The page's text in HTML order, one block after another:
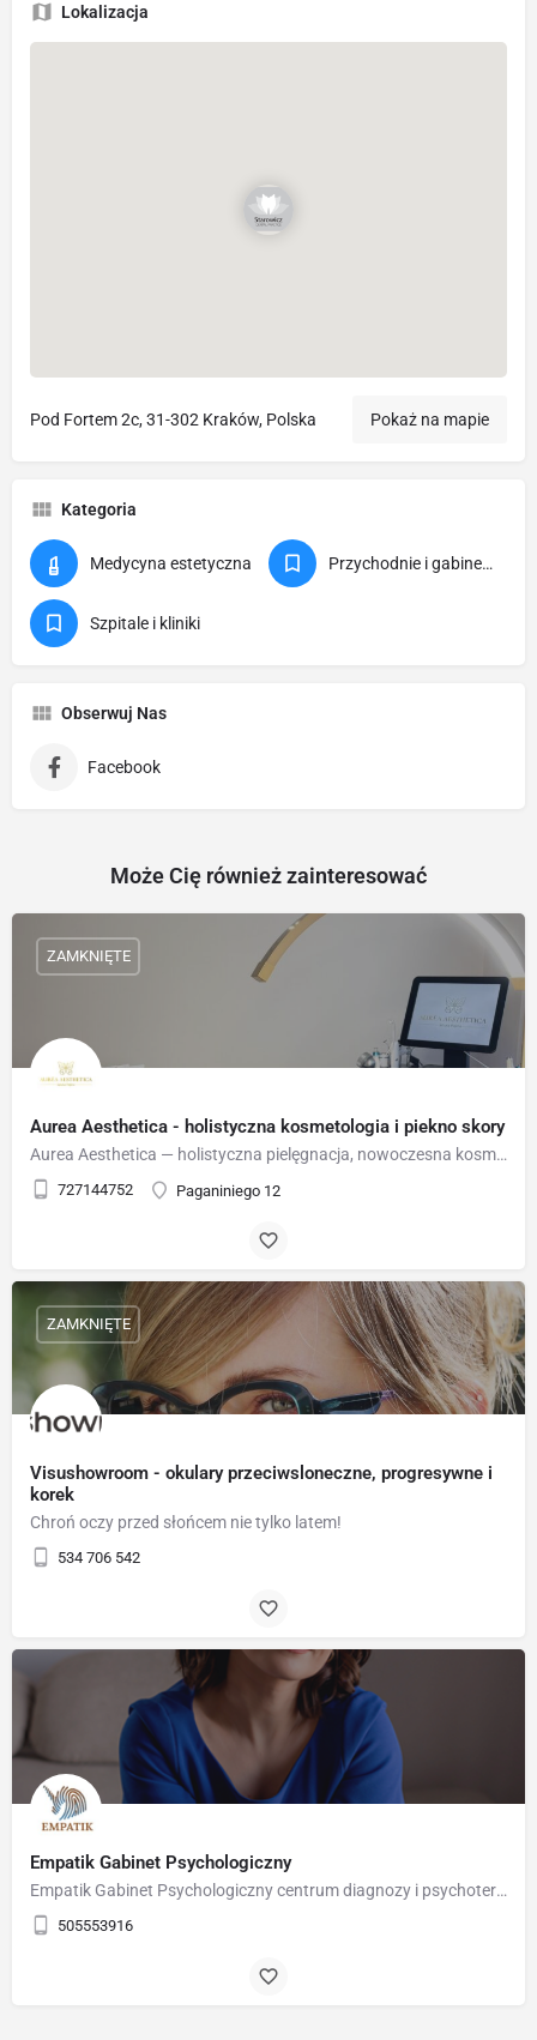
Lokalizacja
Pod Fortem 2c, 31-302 Kraków, Polska Pokaż na mapie
Kategoria
Medycyna estetyczna Przychodnie i gabinety
Szpitale i kliniki
Obserwuj Nas
Facebook
Może Cię również zainteresować
Aurea Aesthetica - holistyczna kosmetologia i piekno skory
Aurea Aesthetica — holistyczna pielęgnacja, nowoczesna kosmetologia i złoty wymiar piękna.
727144752 Paganiniego 12
ZAMKNIĘTE
Visushowroom - okulary przeciwsloneczne, progresywne i
korek
Chroń oczy przed słońcem nie tylko latem!
534 706 542
ZAMKNIĘTE
Empatik Gabinet Psychologiczny
Empatik Gabinet Psychologiczny centrum diagnozy i psychoterapii Słupsk
505553916